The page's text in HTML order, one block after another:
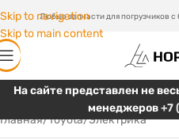
Skip to navigation
Skip to main content
Любые запчасти для погрузчиков
На сайте представлен не
менеджеров+7
Главная/Toyota/Электрика